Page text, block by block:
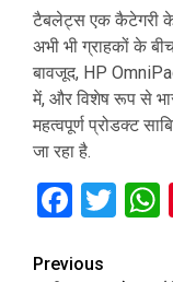
टैबलेट्स एक कैटेगरी के
अभी भी ग्राहकों के
बावजूद, HP
में, और विशेष रूप से
महत्वपूर्ण प्रोडक्ट
जा रहा है.
Continue
Previous